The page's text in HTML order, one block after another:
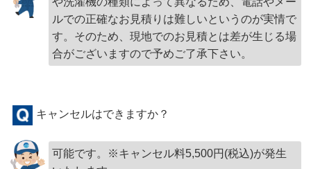
ルでの正確なお見積りは難しいというのが実情で
す。そのため、現地でのお見積とは差が生じる場
合がございますので予めご了承下さい。
キャンセルはできますか？
可能です。※キャンセル料5,500円(税込)が発生